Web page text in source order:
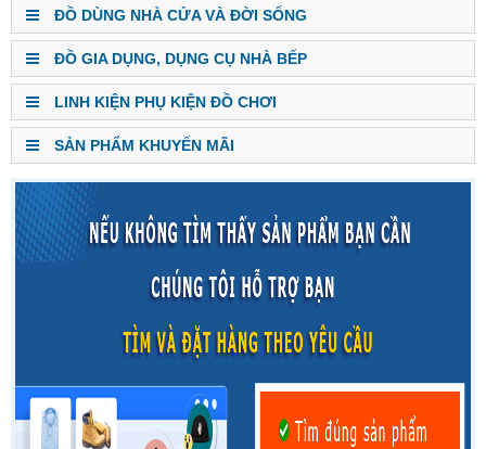
ĐỒ DÙNG NHÀ CỬA VÀ ĐỜI SỐNG
ĐỒ GIA DỤNG, DỤNG CỤ NHÀ BẾP
LINH KIỆN PHỤ KIỆN ĐỒ CHƠI
SẢN PHẨM KHUYẾN MÃI